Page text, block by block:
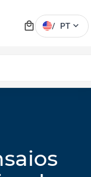
local_mall / PT expand_more